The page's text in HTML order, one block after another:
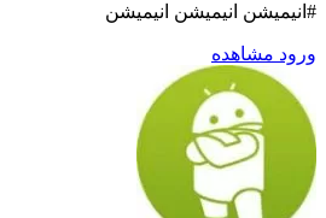
#انیمیشن انیمیشن انیمیشن
ورود مشاهده